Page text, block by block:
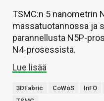
TSMC:n 5 nanometrin
massatuotannossa ja
parannellusta N5P-
N4-prosessista.
Lue lisää
3DFabric CoWoS InFO